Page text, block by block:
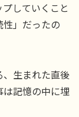
していくこと
」だったの
生まれた直後
記憶の中に埋